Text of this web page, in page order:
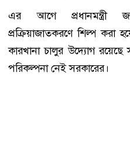
এর আগে প্রধানমন্ত্রী
প্রক্রিয়াজাতকরণে শিল্প করা
কারখানা চালুর উদ্যোগ
পরিকল্পনা নেই সরকারের।